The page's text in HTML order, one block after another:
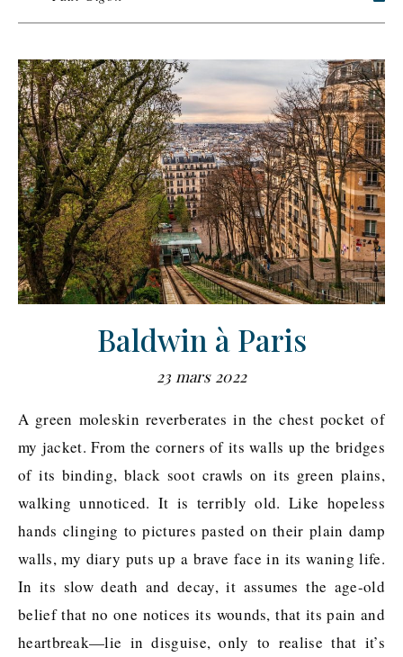
Baldwin à Paris
23 mars 2022
A green moleskin reverberates in the chest pocket of
my jacket. From the corners of its walls up the bridges
of its binding, black soot crawls on its green plains,
walking unnoticed. It is terribly old. Like hopeless
hands clinging to pictures pasted on their plain damp
walls, my diary puts up a brave face in its waning life.
In its slow death and decay, it assumes the age-old
belief that no one notices its wounds, that its pain and
heartbreak—lie in disguise, only to realise that it’s